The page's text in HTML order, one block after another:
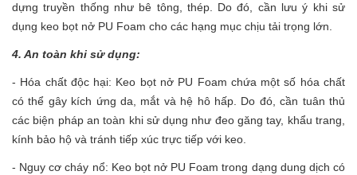
dựng truyền thống như bê tông, thép. Do đó, cần lưu ý khi sử
dụng keo bọt nở PU Foam cho các hạng mục chịu tải trọng lớn.
4. An toàn khi sử dụng:
- Hóa chất độc hại: Keo bọt nở PU Foam chứa một số hóa chất
có thể gây kích ứng da, mắt và hệ hô hấp. Do đó, cần tuân thủ
các biện pháp an toàn khi sử dụng như đeo găng tay, khẩu trang,
kính bảo hộ và tránh tiếp xúc trực tiếp với keo.
- Nguy cơ cháy nổ: Keo bọt nở PU Foam trong dạng dung dịch có